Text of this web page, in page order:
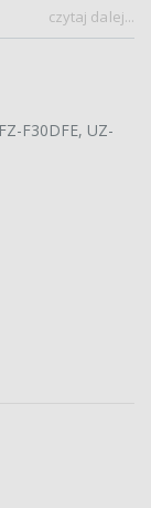
czytaj dalej...
F30DFE, UZ-